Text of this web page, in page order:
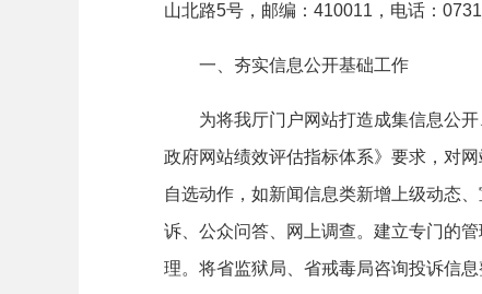
山北路5号，邮编： 410011 ，电话：
一、夯实信息公开基础工作
为将我厅门户网站打造成集信息公开
政府网站绩效评估指标体系》要求，对
自选动作，如新闻信息类新增上级动态
诉、公众问答、网上调查。建立专门的
理。将省监狱局、省戒毒局咨询投诉信